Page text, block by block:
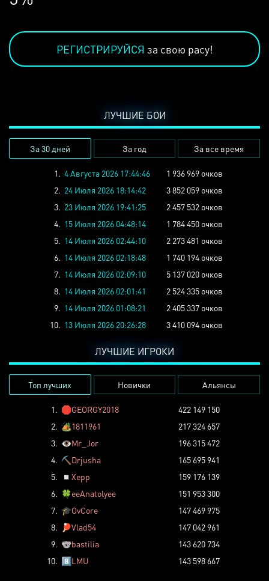
РЕГИСТРИРУЙСЯ за свою расу!
ЛУЧШИЕ БОИ
За 30 дней За год За все время
1. 4 Августа 2026 17:44:46
1 936 969 очков
2. 24 Июля 2026 18:14:42
3 852 059 очков
3. 23 Июля 2026 19:41:25
2 457 532 очков
4. 15 Июля 2026 04:48:14
1 784 450 очков
5. 14 Июля 2026 02:44:10
2 273 481 очков
6. 14 Июля 2026 02:18:48
1 740 194 очков
7. 14 Июля 2026 02:09:10
5 137 020 очков
8. 14 Июля 2026 02:01:41
2 524 335 очков
9. 14 Июля 2026 01:08:21
2 405 337 очков
10. 13 Июля 2026 20:26:28 3 410 094 очков
ЛУЧШИЕ ИГРОКИ
Топ лучших Новички Альянсы
1. 🛑GEORGY2018
422 149 150
2. 🏕️1811961
217 324 657
3. 👁️Mr_Jor
196 315 472
4. ⛏️ Drjusha
165 695 941
5.
◽ Xepp
159 176 139
6. 🍀eeAnatolyee
151 953 300
7. 🎓OvCore
147 469 975
8.
🏓Vlad54
147 042 961
9. 🐨bastilia
143 620 734
10. 8️⃣LMU 143 598 667